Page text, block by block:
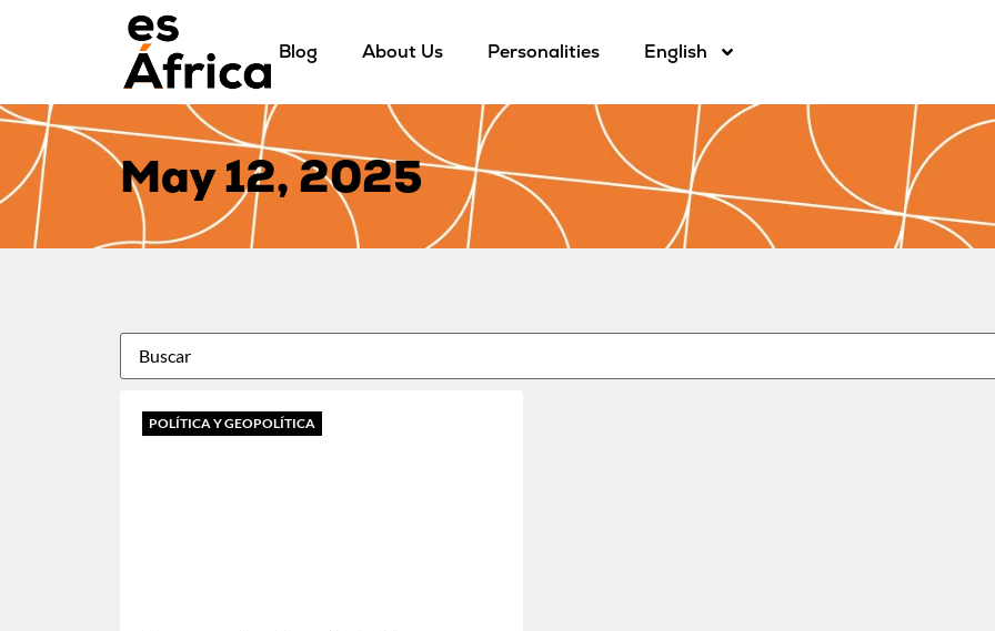
Blog About Us Personalities English
May 12, 2025
POLÍTICA Y GEOPOLÍTICA